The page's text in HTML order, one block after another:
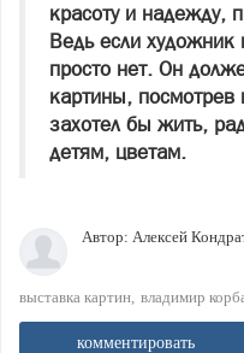
красоту и надежду,
Ведь если художник
просто нет. Он
картины, посмотрев
захотел бы жить,
детям, цветам.
Автор: Алексей
выставка картин владимир
комментировать